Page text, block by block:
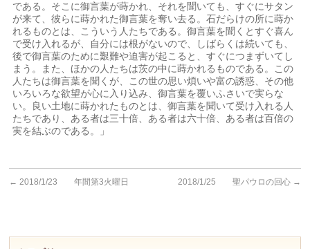
である。そこに御言葉が蒔かれ、それを聞いても、すぐにサタン
が来て、彼らに蒔かれた御言葉を奪い去る。石だらけの所に蒔か
れるものとは、こういう人たちである。御言葉を聞くとすぐ喜ん
で受け入れるが、自分には根がないので、しばらくは続いても、
後で御言葉のために艱難や迫害が起こると、すぐにつまずいてし
まう。また、ほかの人たちは茨の中に蒔かれるものである。この
人たちは御言葉を聞くが、この世の思い煩いや富の誘惑、その他
いろいろな欲望が心に入り込み、御言葉を覆いふさいで実らな
い。良い土地に蒔かれたものとは、御言葉を聞いて受け入れる人
たちであり、ある者は三十倍、ある者は六十倍、ある者は百倍の
実を結ぶのである。」
← 2018/1/23 年間第3火曜日 2018/1/25 聖パウロの回心 →